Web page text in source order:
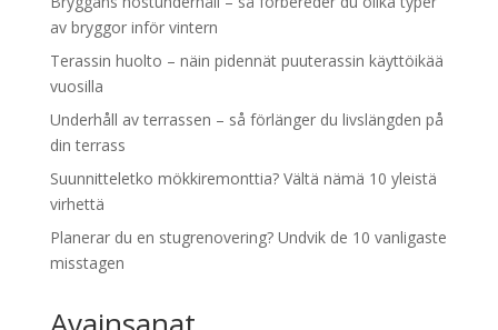
av bryggor inför vintern
Terassin huolto – näin pidennät puuterassin käyttöikää
vuosilla
Underhåll av terrassen – så förlänger du livslängden på
din terrass
Suunnitteletko mökkiremonttia? Vältä nämä 10 yleistä
virhettä
Planerar du en stugrenovering? Undvik de 10 vanligaste
misstagen